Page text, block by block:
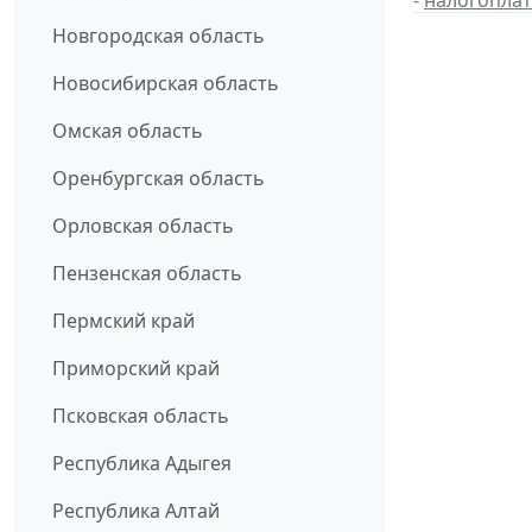
Новгородская область
Новосибирская область
Омская область
Оренбургская область
Орловская область
Пензенская область
Пермский край
Приморский край
Псковская область
Республика Адыгея
Республика Алтай